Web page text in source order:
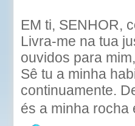
EM ti, SENHOR,
Livra-me na tua
ouvidos para
Sê tu a minha
continuamente.
és a minha rocha